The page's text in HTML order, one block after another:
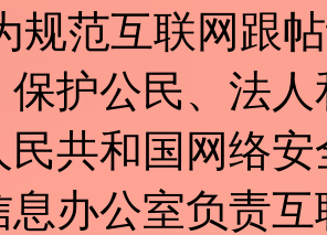
规范互联网跟
保护公民、法
民共和国网络
息办公室负责